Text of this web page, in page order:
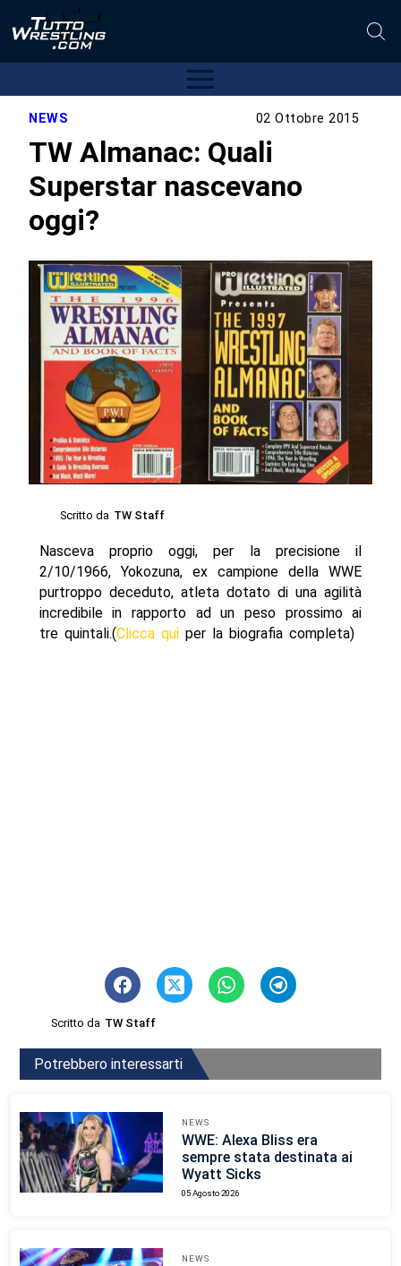
NEWS 02 Ottobre 2015
TW Almanac: Quali
Superstar nascevano
oggi?
Scritto da TW Staff
Nasceva proprio oggi, per la precisione il
2/10/1966, Yokozuna, ex campione della WWE
purtroppo deceduto, atleta dotato di una agilità
incredibile in rapporto ad un peso prossimo ai
tre quintali.(Clicca quiper la biografia completa)
Scritto da TW Staff
Potrebbero interessarti
NEWS
WWE: Alexa Bliss era
sempre stata destinata ai
Wyatt Sicks
05 Agosto 2026
NEWS